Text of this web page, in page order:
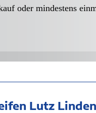
oder mindestens
Lutz